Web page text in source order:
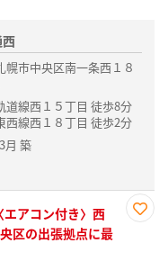
幌市中央区南一条西１８
道線西１５丁目 徒歩8分
西線西１８丁目 徒歩2分
月 築
エアコン付き〉西
区の出張拠点に最